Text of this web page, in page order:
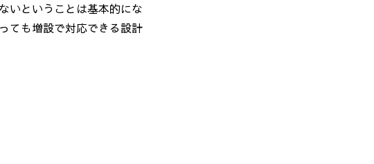
いということは基本的にな
ても増設で対応できる設計